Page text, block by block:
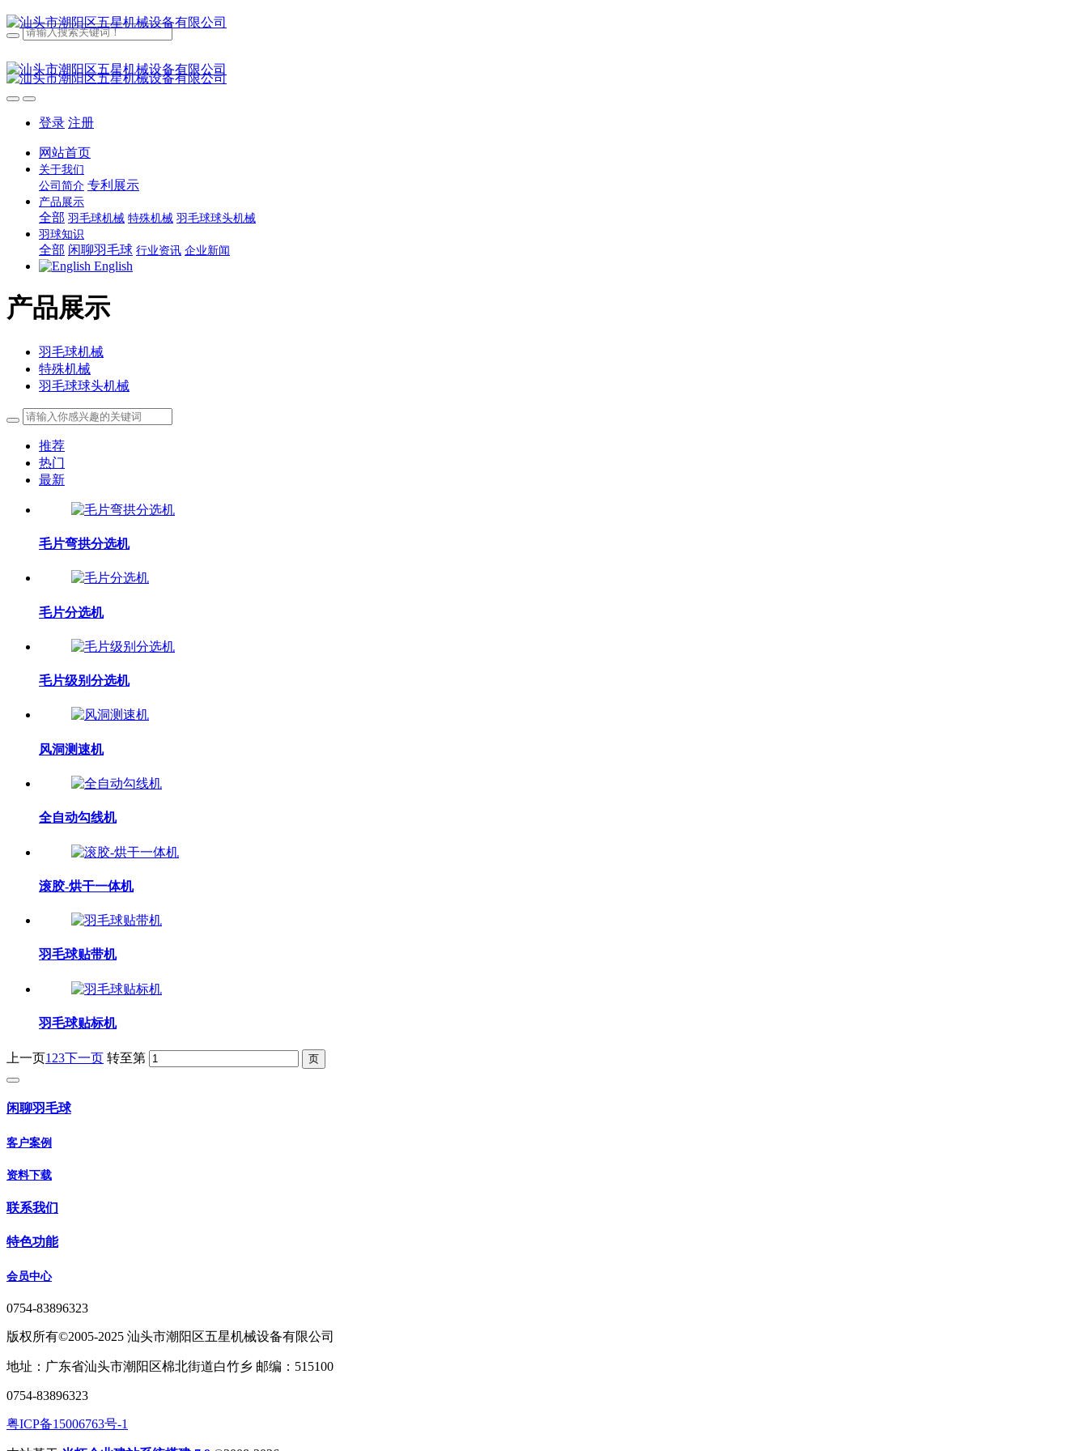
登录 注册
网站首页
关于我们
公司简介 专利展示
产品展示
全部 羽毛球机械 特殊机械 羽毛球球头机械
羽球知识
全部 闲聊羽毛球 行业资讯 企业新闻
English
产品展示
羽毛球机械
特殊机械
羽毛球球头机械
推荐
热门
最新
毛片弯拱分选机
毛片分选机
毛片级别分选机
风洞测速机
全自动勾线机
滚胶-烘干一体机
羽毛球贴带机
羽毛球贴标机
上一页1 23下一页 转至第
闲聊羽毛球
客户案例
资料下载
联系我们
特色功能
会员中心
0754-83896323
版权所有©2005-2025 汕头市潮阳区五星机械设备有限公司
地址：广东省汕头市潮阳区棉北街道白竹乡 邮编：515100
0754-83896323
粤ICP备15006763号-1